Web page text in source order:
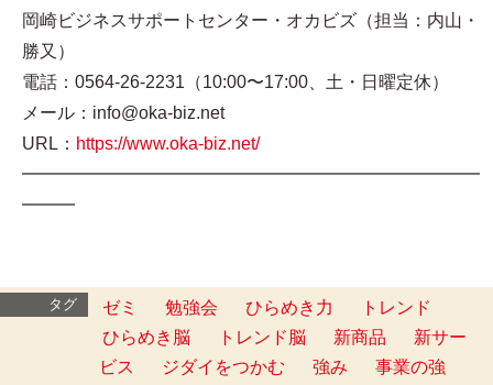
岡崎ビジネスサポートセンター・オカビズ（担当：内山・
勝又）
電話：0564-26-2231（10:00〜17:00、土・日曜定休）
メール：info@oka-biz.net
URL： https://www.oka-biz.net/
━━━━━━━━━━━━━━━━━━━━━━━━━━
━━━
タグ ゼミ 勉強会 ひらめき力
トレンド
ひらめき脳
トレンド脳 新商品
新サー
ビス
ジダイをつかむ 強み
事業の強